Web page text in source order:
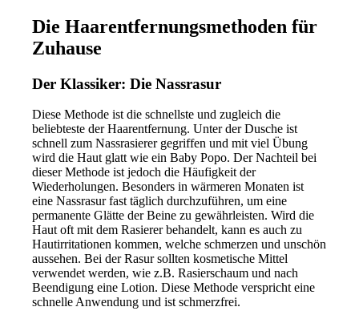
Die Haarentfernungsmethoden für
Zuhause
Der Klassiker: Die Nassrasur
Diese Methode ist die schnellste und zugleich die
beliebteste der Haarentfernung. Unter der Dusche ist
schnell zum Nassrasierer gegriffen und mit viel Übung
wird die Haut glatt wie ein Baby Popo. Der Nachteil bei
dieser Methode ist jedoch die Häufigkeit der
Wiederholungen. Besonders in wärmeren Monaten ist
eine Nassrasur fast täglich durchzuführen, um eine
permanente Glätte der Beine zu gewährleisten. Wird die
Haut oft mit dem Rasierer behandelt, kann es auch zu
Hautirritationen kommen, welche schmerzen und unschön
aussehen. Bei der Rasur sollten kosmetische Mittel
verwendet werden, wie z.B. Rasierschaum und nach
Beendigung eine Lotion. Diese Methode verspricht eine
schnelle Anwendung und ist schmerzfrei.